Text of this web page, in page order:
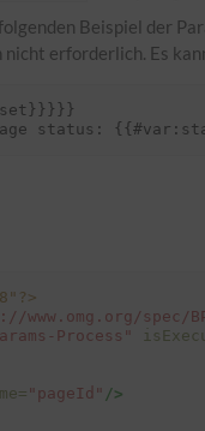
Beispiel der
erforderlich. Es
www.omg.org/spec/
Process"
"pageId" />